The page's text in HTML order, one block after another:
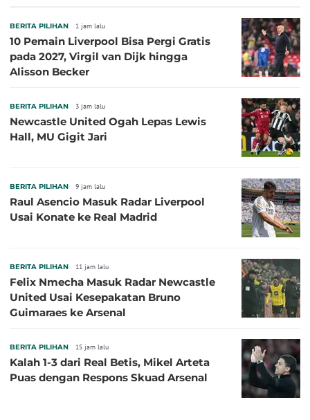
BERITA PILIHAN 1 jam lalu
10 Pemain Liverpool Bisa Pergi Gratis
pada 2027, Virgil van Dijk hingga
Alisson Becker
BERITA PILIHAN 3 jam lalu
Newcastle United Ogah Lepas Lewis
Hall, MU Gigit Jari
BERITA PILIHAN 9 jam lalu
Raul Asencio Masuk Radar Liverpool
Usai Konate ke Real Madrid
BERITA PILIHAN 11 jam lalu
Felix Nmecha Masuk Radar Newcastle
United Usai Kesepakatan Bruno
Guimaraes ke Arsenal
BERITA PILIHAN 15 jam lalu
Kalah 1-3 dari Real Betis, Mikel Arteta
Puas dengan Respons Skuad Arsenal